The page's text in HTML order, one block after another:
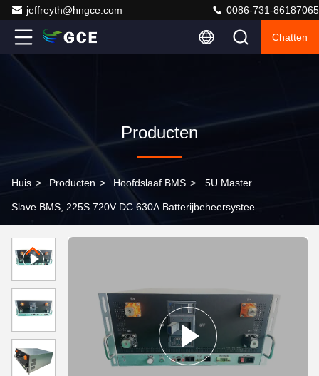
jeffreyth@hngce.com 0086-731-86187065
Chatten
Producten
Huis > Producten > Hoofdslaaf BMS > 5U Master
Slave BMS, 225S 720V DC 630A Batterijbeheersysteem